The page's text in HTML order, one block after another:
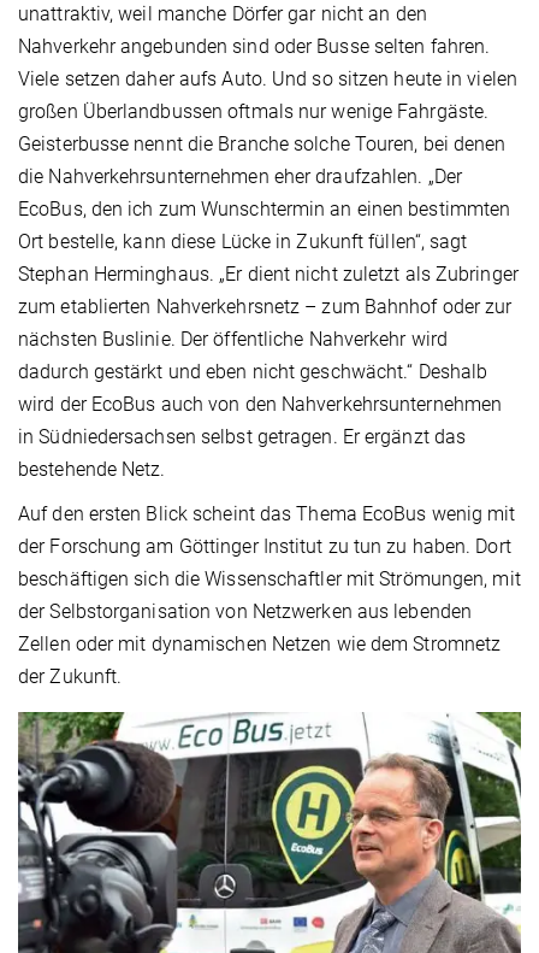
unattraktiv, weil manche Dörfer gar nicht an den
Nahverkehr angebunden sind oder Busse selten fahren.
Viele setzen daher aufs Auto. Und so sitzen heute in vielen
großen Überlandbussen oftmals nur wenige Fahrgäste.
Geisterbusse nennt die Branche solche Touren, bei denen
die Nahverkehrsunternehmen eher draufzahlen. „Der
EcoBus, den ich zum Wunschtermin an einen bestimmten
Ort bestelle, kann diese Lücke in Zukunft füllen“, sagt
Stephan Herminghaus. „Er dient nicht zuletzt als Zubringer
zum etablierten Nahverkehrsnetz – zum Bahnhof oder zur
nächsten Buslinie. Der öffentliche Nahverkehr wird
dadurch gestärkt und eben nicht geschwächt.“ Deshalb
wird der EcoBus auch von den Nahverkehrsunternehmen
in Südniedersachsen selbst getragen. Er ergänzt das
bestehende Netz.
Auf den ersten Blick scheint das Thema EcoBus wenig mit
der Forschung am Göttinger Institut zu tun zu haben. Dort
beschäftigen sich die Wissenschaftler mit Strömungen, mit
der Selbstorganisation von Netzwerken aus lebenden
Zellen oder mit dynamischen Netzen wie dem Stromnetz
der Zukunft.